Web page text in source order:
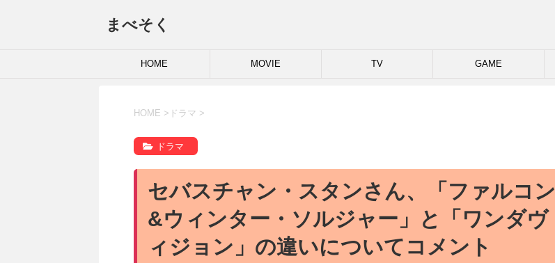
まべそく
HOME MOVIE TV GAME
HOME > ドラマ >
ドラマ
セバスチャン・スタンさん、「ファルコン
&ウィンター・ソルジャー」と「ワンダヴ
ィジョン」の違いについてコメント